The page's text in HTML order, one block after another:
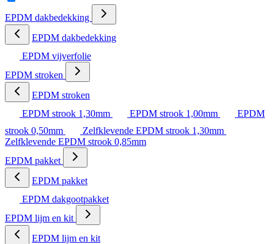
EPDM dakbedekking
EPDM dakbedekking
EPDM vijverfolie
EPDM stroken
EPDM stroken
EPDM strook 1,30mm
EPDM strook 1,00mm
EPDM
strook 0,50mm
Zelfklevende EPDM strook 1,30mm
Zelfklevende EPDM strook 0,85mm
EPDM pakket
EPDM pakket
EPDM dakgootpakket
EPDM lijm en kit
EPDM lijm en kit